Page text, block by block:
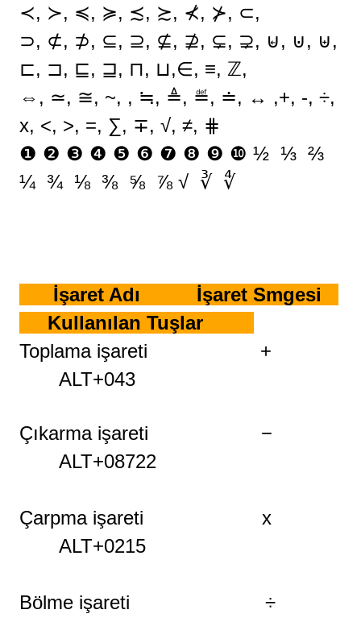
≺, ≻, ≼, ≽, ≾, ≿, ⊀, ⊁, ⊂,
⊃, ⊄, ⊅, ⊆, ⊇, ⊈, ⊉, ⊊, ⊋, ⊌, ⊍, ⊎,
⊏, ⊐, ⊑, ⊒, ⊓, ⊔,∈, ≡, ℤ,
⇔, ≃, ≅, ~, , ≒, ≜, ≝, ≐, ↔ ,+, -, ÷,
x, <, >, =, ∑, ∓, √, ≠, ⋕
❶ ❷ ❸ ❹ ❺ ❻ ❼ ❽ ❾ ❿ ½ ⅓ ⅔
¼ ¾ ⅛ ⅜ ⅝ ⅞ √ ∛ ∜
İşaret Adı İşaret Smgesi
Kullanılan Tuşlar
Toplama işareti +
ALT+043
Çıkarma işareti −
ALT+08722
Çarpma işareti x
ALT+0215
Bölme işareti ÷